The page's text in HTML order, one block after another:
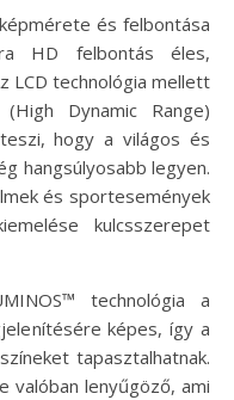
és felbontása
HD felbontás éles,
LCD technológia mellett
Dynamic Range)
hogy a világos és
hangsúlyosabb legyen.
és sportesemények
kulcsszerepet
technológia a
képes, így a
tapasztalhatnak.
valóban lenyűgöző, ami